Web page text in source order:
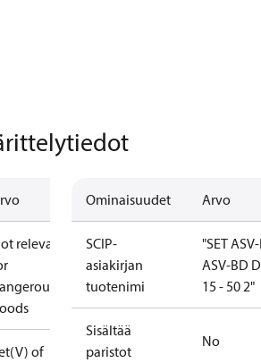
relevant
of
Ominaisuudet Arvo
SCIP-
asiakirjan
tuotenimi
"SET
ASV-BD
15 - 50 2"
Sisältää
paristot
No